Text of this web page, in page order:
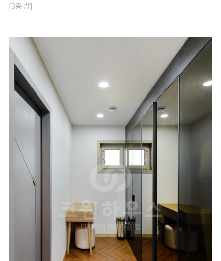
[3층 방]